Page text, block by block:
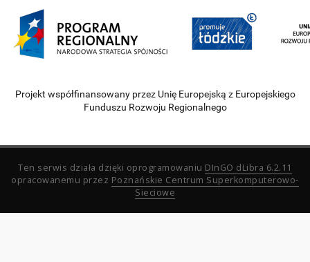
Projekt współfinansowany przez Unię Europejską z Europejskiego
Funduszu Rozwoju Regionalnego
Ten serwis działa dzięki oprogramowaniu DInGO dLibra 6.2.11
opracowanemu przez Poznańskie Centrum Superkomputerowo-
Sieciowe